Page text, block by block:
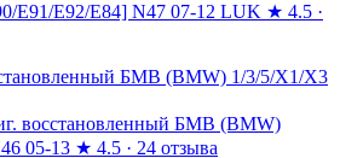
E91/E92/E84] N47 07-12 LUK ★ 4.5 ·
восстановленный БМВ (BMW)
05-13 ★ 4.5 · 24 отзыва